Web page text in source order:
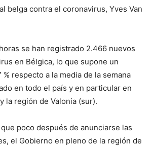
belga contra el coronavirus, Yves Van
se han registrado 2.466 nuevos
en Bélgica, lo que supone un
respecto a la media de la semana
en todo el país y en particular en
la región de Valonia (sur).
poco después de anunciarse las
el Gobierno en pleno de la región de